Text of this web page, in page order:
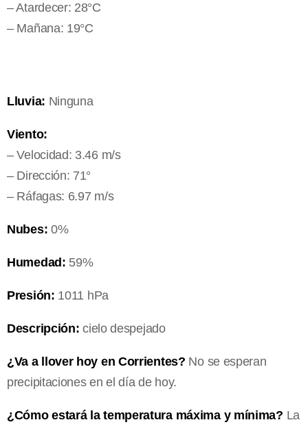
– Atardecer: 28°C
– Mañana: 19°C
Lluvia: Ninguna
Viento:
– Velocidad: 3.46 m/s
– Dirección: 71°
– Ráfagas: 6.97 m/s
Nubes: 0%
Humedad: 59%
Presión: 1011 hPa
Descripción: cielo despejado
¿Va a llover hoy en Corrientes? No se esperan
precipitaciones en el día de hoy.
¿Cómo estará la temperatura máxima y mínima? La